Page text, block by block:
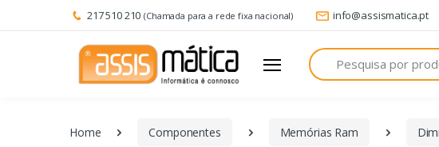
217 510 210 (Chamada para a rede fixa nacional) info@assismatica.pt
Pesquisa
Home Componentes Memórias Ram